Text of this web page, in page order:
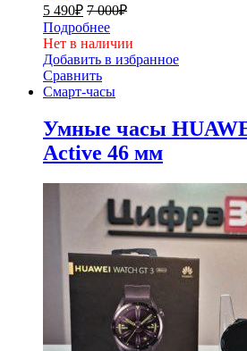
5 490₽ 7 000₽
Подробнее
Нет в наличии
Добавить в избранное
Сравнить
Смарт-часы
Умные часы
Active 46 мм